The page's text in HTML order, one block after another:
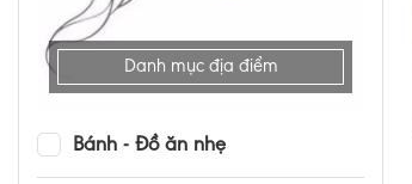
Danh mục địa điểm
Bánh - Đồ ăn nhẹ